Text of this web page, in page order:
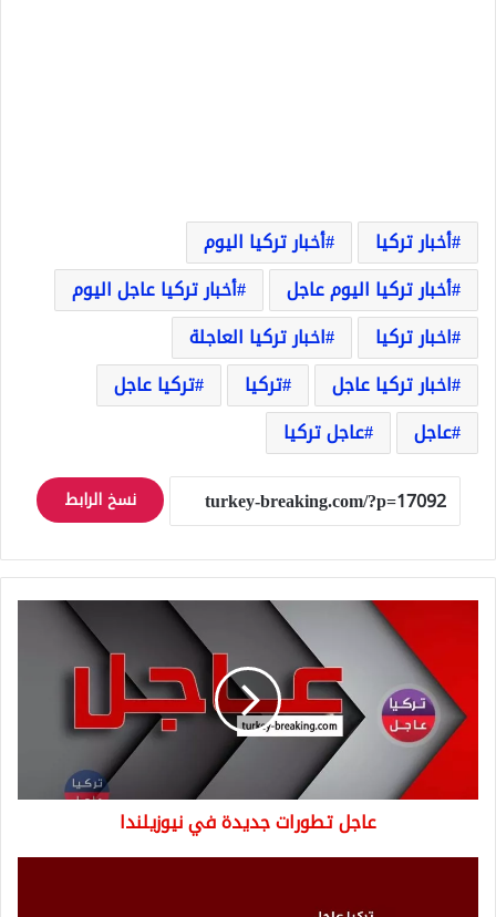
أخبار تركيا
أخبار تركيا اليوم
أخبار تركيا اليوم عاجل
أخبار تركيا عاجل اليوم
اخبار تركيا
اخبار تركيا العاجلة
اخبار تركيا عاجل
تركيا
تركيا عاجل
عاجل
عاجل تركيا
نسخ الرابط
نيوزيلندا
عاجل تطورات جديدة في نيوزيلندا